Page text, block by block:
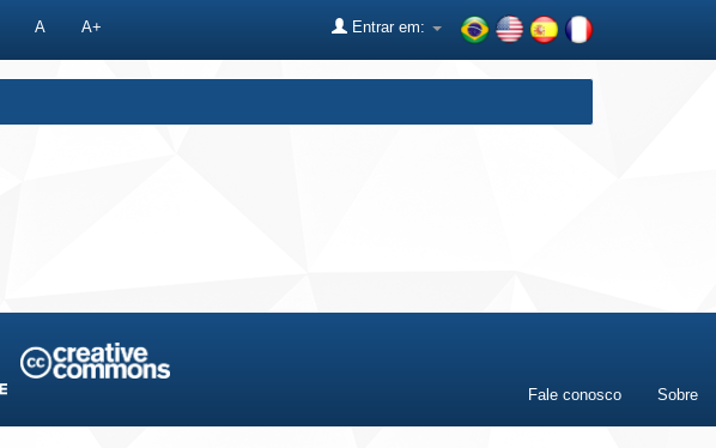
A A+ Entrar em:
Fale conosco Sobre